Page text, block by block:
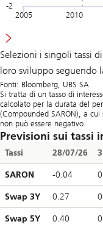
2005 2010
-2
End of interactive chart.
Selezioni i singoli tassi
loro sviluppo seguendo
Fonti: Bloomberg, UBS SA
Si tratta di un tasso di
calcolato per la durata del
(Compounded SARON), a
non può essere negativo.
Previsioni sui tassi
Tassi 28/07/26
SARON -0.04
Swap 3Y 0.27
Swap 5Y 0.40